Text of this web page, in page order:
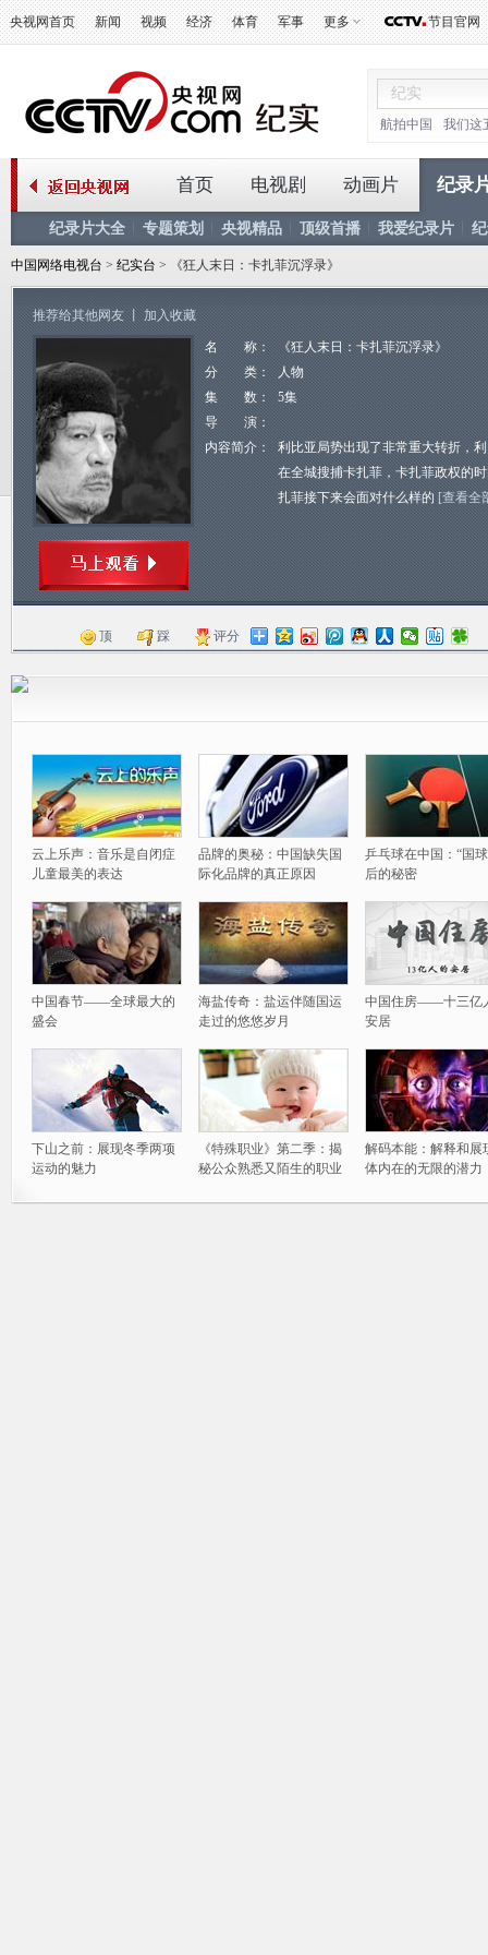
央视网首页 新闻 视频 经济 体育 军事 更多 节目官网
航拍中国 我们这
首页 电视剧 动画片 纪录
纪录片大全 专题策划 央视精品 顶级首播 我爱纪录片
中国网络电视台 > 纪实台 > 《狂人末日：卡扎菲沉浮录》
推荐给其他网友 加入收藏
名 称：
《狂人末日：卡扎菲沉浮录》
分 类：
人物
集 数：
5集
导 演：
内容简介：
利比亚局势出现了非常重大转折，
在全城搜捕卡扎菲，卡扎菲政权的
扎菲接下来会面对什么样的 [查看全
顶 踩 评分
云上乐声：音乐是自闭症
儿童最美的表达
品牌的奥秘：中国缺失国
际化品牌的真正原因
乒乓球在中国：“国
后的秘密
中国春节——全球最大的
盛会
海盐传奇：盐运伴随国运
走过的悠悠岁月
中国住房——十三亿
安居
下山之前：展现冬季两项
运动的魅力
《特殊职业》第二季：揭
秘公众熟悉又陌生的职业
解码本能：解释和展
体内在的无限的潜力